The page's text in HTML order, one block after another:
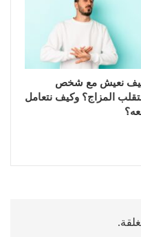
نعيش مع شخص
المزاج؟ وكيف نتعامل